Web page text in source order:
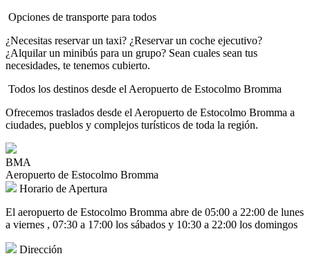
Opciones de transporte para todos
¿Necesitas reservar un taxi? ¿Reservar un coche ejecutivo?
¿Alquilar un minibús para un grupo? Sean cuales sean tus
necesidades, te tenemos cubierto.
Todos los destinos desde el Aeropuerto de Estocolmo Bromma
Ofrecemos traslados desde el Aeropuerto de Estocolmo Bromma a
ciudades, pueblos y complejos turísticos de toda la región.
BMA
Aeropuerto de Estocolmo Bromma
Horario de Apertura
El aeropuerto de Estocolmo Bromma abre de 05:00 a 22:00 de lunes
a viernes , 07:30 a 17:00 los sábados y 10:30 a 22:00 los domingos
Dirección